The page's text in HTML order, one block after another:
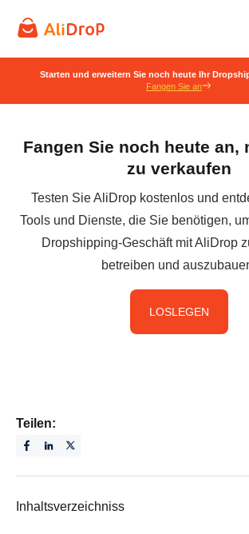
Starten und erweitern Sie noch heute Ihr
Fangen Sie an
Fangen Sie noch heute an,
zu verkaufen
Testen Sie AliDrop kostenlos und
Tools und Dienste, die Sie benötigen,
Dropshipping-Geschäft mit AliDrop
betreiben und
LOSLEGEN
Teilen:
Inhaltsverzeichniss